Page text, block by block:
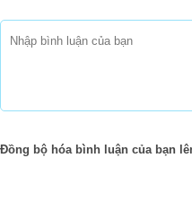
Đồng bộ hóa bình luận của bạn